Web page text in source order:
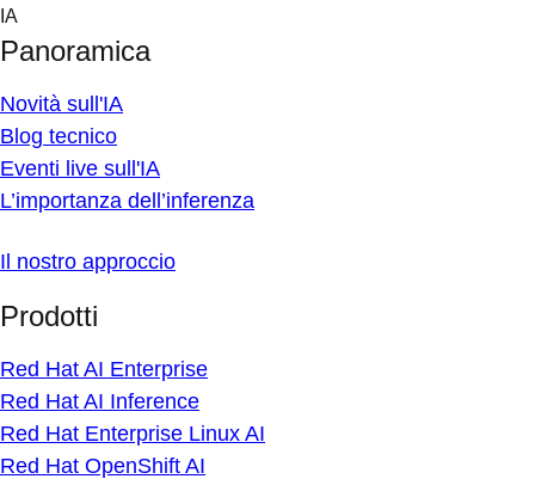
Skip
content
IA
Panoramica
Novità sull'IA
Blog tecnico
Eventi live sull'IA
L’importanza dell’inferenza
Il nostro approccio
Prodotti
Red Hat AI Enterprise
Red Hat AI Inference
Red Hat Enterprise Linux AI
Red Hat OpenShift AI